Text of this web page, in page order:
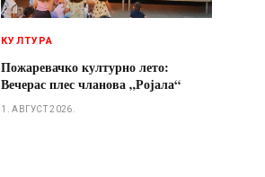
КУЛТУРА
Пожаревачко културно лето:
Вечерас плес чланова „Ројала“
1. АВГУСТ 2026.